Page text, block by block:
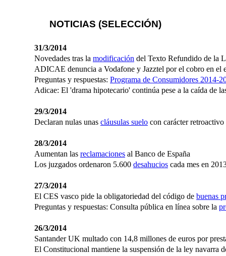
NOTICIAS (SELECCIÓN)
31/3/2014
Novedades tras la modificación del Texto Refundido de la
ADICAE denuncia a Vodafone y Jazztel por el cobro en el
Preguntas y respuestas: Programa de Consumidores 2014-
Adicae: El 'drama hipotecario' continúa pese a la caída de
29/3/2014
Declaran nulas unas cláusulas suelo con carácter retroactivo
28/3/2014
Aumentan las reclamaciones al Banco de España
Los juzgados ordenaron 5.600 desahucios cada mes en
27/3/2014
El CES vasco pide la obligatoriedad del código de buenas
Preguntas y respuestas: Consulta pública en línea sobre la
26/3/2014
Santander UK multado con 14,8 millones de euros por
El Constitucional mantiene la suspensión de la ley navarra